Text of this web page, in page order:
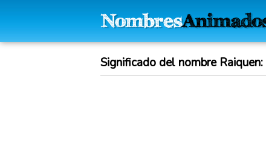
Significado del nombre